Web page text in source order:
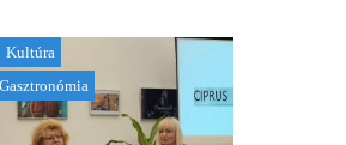
Kultúra